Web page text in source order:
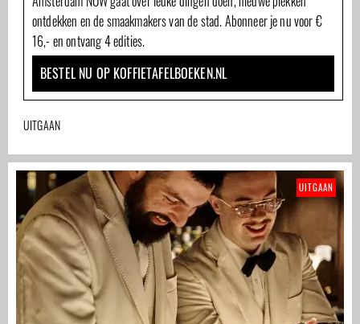
ontdekken en de smaakmakers van de stad. Abonneer je nu voor €
16,- en ontvang 4 edities.
BESTEL NU OP KOFFIETAFELBOEKEN.NL
UITGAAN
UITGAAN